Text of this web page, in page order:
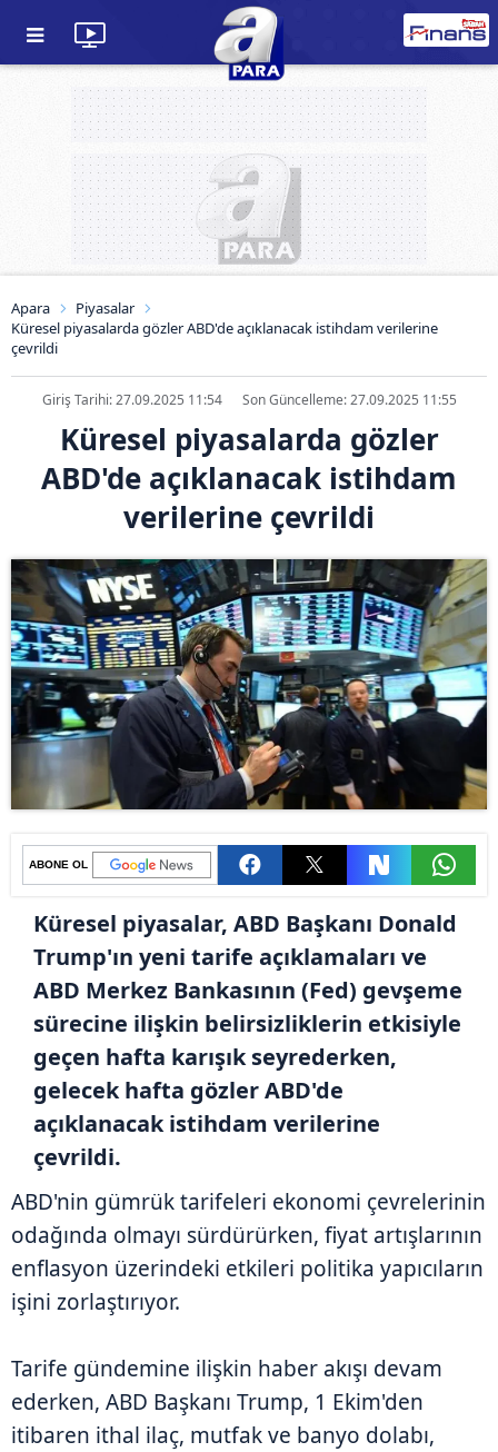
Apara
Piyasalar
Küresel piyasalarda gözler ABD'de açıklanacak istihdam verilerine
çevrildi
Giriş Tarihi: 27.09.2025 11:54 Son Güncelleme: 27.09.2025 11:55
Küresel piyasalarda gözler
ABD'de açıklanacak istihdam
verilerine çevrildi
ABONE OL
Küresel piyasalar, ABD Başkanı Donald
Trump'ın yeni tarife açıklamaları ve
ABD Merkez Bankasının (Fed) gevşeme
sürecine ilişkin belirsizliklerin etkisiyle
geçen hafta karışık seyrederken,
gelecek hafta gözler ABD'de
açıklanacak istihdam verilerine
çevrildi.
ABD'nin gümrük tarifeleri ekonomi çevrelerinin
odağında olmayı sürdürürken, fiyat artışlarının
enflasyon üzerindeki etkileri politika yapıcıların
işini zorlaştırıyor.
Tarife gündemine ilişkin haber akışı devam
ederken, ABD Başkanı Trump, 1 Ekim'den
itibaren ithal ilaç, mutfak ve banyo dolabı,